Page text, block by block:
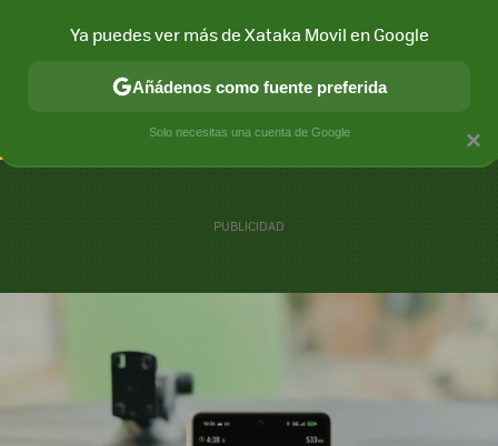
CONECTIVIDAD MÓVIL Y SOCIEDAD APLICACIONES
×
Ya puedes ver más de Xataka Movil en Google
Añádenos como fuente preferida
Solo necesitas una cuenta de Google